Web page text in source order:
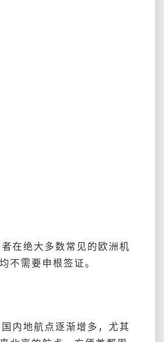
在绝大多数常见的欧洲机
不需要申根签证。
内地航点逐渐增多，尤其